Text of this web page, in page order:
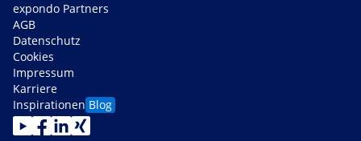
expondo Partners
AGB
Datenschutz
Cookies
Impressum
Karriere
Inspirationen Blog